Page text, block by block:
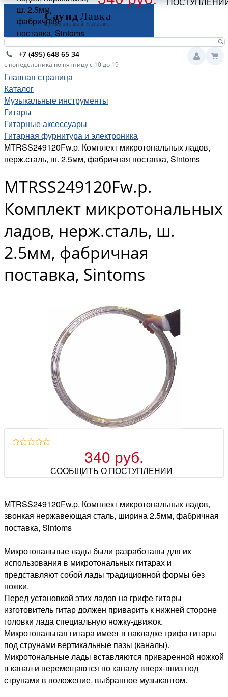
+7 (495) 648 65 34
с понедельника по пятницу с 10 до 19
Главная страница
Каталог
Музыкальные инструменты
Гитары
Гитарные аксессуары
Гитарная фурнитура и электроника
MTRSS249120Fw.p. Комплект микротональных ладов,
нерж.сталь, ш. 2.5мм, фабричная поставка, Sintoms
MTRSS249120Fw.p.
Комплект микротональных
ладов, нерж.сталь, ш.
2.5мм, фабричная
поставка, Sintoms
340 руб.
СООБЩИТЬ О ПОСТУПЛЕНИИ
MTRSS249120Fw.p. Комплект микротональных ладов,
звонкая нержавеющая сталь, ширина 2.5мм, фабричная
поставка, Sintoms
Микротональные лады были разработаны для их
использования в микротональных гитарах и
представляют собой лады традиционной формы без
ножки.
Перед установкой этих ладов на грифе гитары
изготовитель гитар должен приварить к нижней стороне
головки лада специальную ножку-движок.
Микротональная гитара имеет в накладке грифа гитары
под струнами вертикальные пазы (каналы).
Микротональные лады вставляются приваренной ножкой
в канал и перемещаются по каналу вверх-вниз под
струнами в положение, выбранное музыкантом.
ш. 2.5мм,
фабричная
поставка, Sintoms